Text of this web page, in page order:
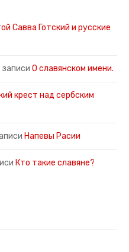
Савва Готский и русские
записи О славянском имени.
крест над сербским
Напевы Расии
Кто такие славяне?